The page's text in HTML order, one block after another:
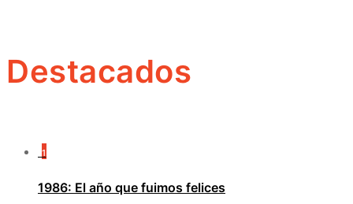
Destacados
1
1986: El año que fuimos felices